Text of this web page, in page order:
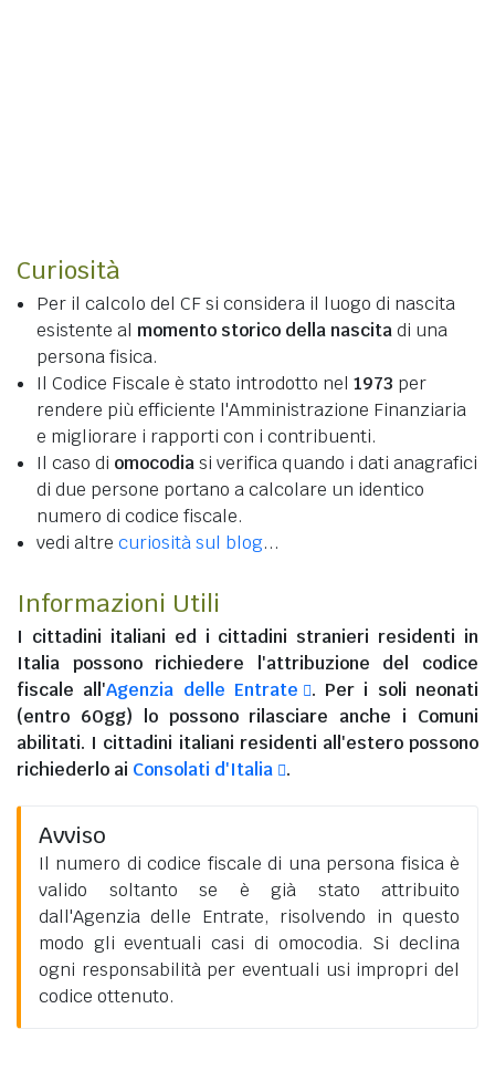
Curiosità
Per il calcolo del CF si considera il luogo di nascita
esistente al momento storico della nascitadi una
persona fisica.
Il Codice Fiscale è stato introdotto nel 1973 per
rendere più efficiente l'Amministrazione Finanziaria
e migliorare i rapporti con i contribuenti.
Il caso di omocodiasi verifica quando i dati anagrafici
di due persone portano a calcolare un identico
numero di codice fiscale.
vedi altre curiosità sul blog...
Informazioni Utili
I cittadini italiani ed i cittadini stranieri residenti in
Italia possono richiedere l'attribuzione del codice
fiscale all'Agenzia delle Entrate
. Per i soli neonati
(entro 60gg) lo possono rilasciare anche i Comuni
abilitati. I cittadini italiani residenti all'esteropossono
richiederlo ai Consolati d'Italia .
Avviso
Il numero di codice fiscale di una persona fisica è
valido soltanto se è già stato attribuito
dall'Agenzia delle Entrate, risolvendo in questo
modo gli eventuali casi di omocodia. Si declina
ogni responsabilità per eventuali usi impropri del
codice ottenuto.